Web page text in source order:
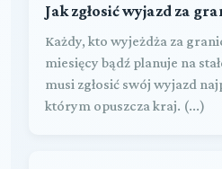
Jak zgłosić wyjazd za
Każdy, kto wyjeżdża za
miesięcy bądź planuje na
musi zgłosić swój wyjazd
którym opuszcza kraj. (...)